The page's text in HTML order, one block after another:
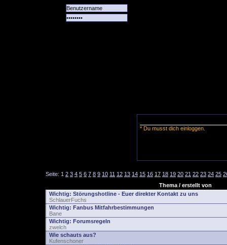
* Du musst dich einloggen.
Seite: 1 2 3 4 5 6 7 8 9 10 11 12 13 14 15 16 17 18 19 20 21 22 23 24 25
Thema / erstellt von
Wichtig: Störungshotline - Euer direkter Kontakt zu uns
SchlauerFuchs
Wichtig: Fanbus Mitfahrbestimmungen
Bane
Wichtig: Forumsregeln
zwelch
Wie schauts aus?
Kufenschoner